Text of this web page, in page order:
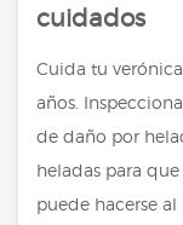
cuidados
Cuida tu
años.
de daño por
heladas para
puede hacerse